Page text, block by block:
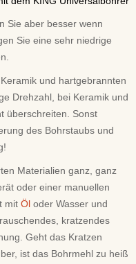
Sie aber besser wenn
Sie eine sehr niedrige
und hartgebrannten
Drehzahl, bei Keramik und
überschreiten. Sonst
des Bohrstaubs und
Materialien ganz, ganz
oder einer manuellen
mit Öl oder Wasser und
kratzendes
Geht das Kratzen
ist das Bohrmehl zu heiß